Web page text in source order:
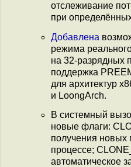
отслеживание
при
Добавлена
режима
на 32-разрядных
поддержка
для архитектур
и LoongArch.
В системный
новые флаги:
получения новых
процессе;
автоматическое